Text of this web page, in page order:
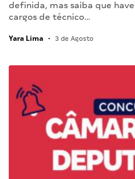
definida, mas saiba que
cargos de técnico…
Yara Lima • 3 de Agosto